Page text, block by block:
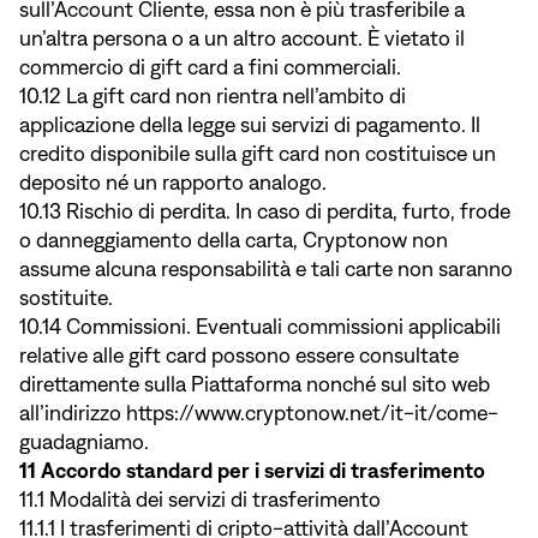
sull’Account Cliente, essa non è più trasferibile a
un’altra persona o a un altro account. È vietato il
commercio di gift card a fini commerciali.
10.12 La gift card non rientra nell’ambito di
applicazione della legge sui servizi di pagamento. Il
credito disponibile sulla gift card non costituisce un
deposito né un rapporto analogo.
10.13 Rischio di perdita. In caso di perdita, furto, frode
o danneggiamento della carta, Cryptonow non
assume alcuna responsabilità e tali carte non saranno
sostituite.
10.14 Commissioni. Eventuali commissioni applicabili
relative alle gift card possono essere consultate
direttamente sulla Piattaforma nonché sul sito web
all’indirizzo https://www.cryptonow.net/it-it/come-
guadagniamo.
11 Accordo standard per i servizi di trasferimento
11.1 Modalità dei servizi di trasferimento
11.1.1 I trasferimenti di cripto-attività dall’Account